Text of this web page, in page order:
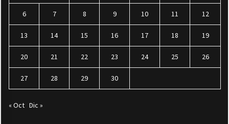
6 7 8 9 10 11 12
13 14 15 16 17 18 19
20 21 22 23 24 25 26
27 28 29 30
« Oct Dic »